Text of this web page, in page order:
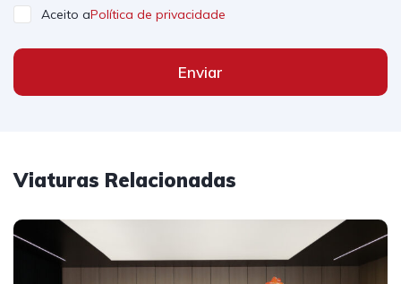
Aceito aPolítica de privacidade
Enviar
Viaturas Relacionadas